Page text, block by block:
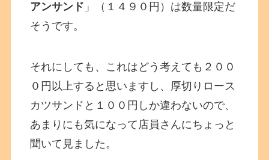
アンサンド 」（１４９０円）は数量限定だ
そうです。
それにしても、これはどう考えても２００
０円以上すると思いますし、厚切りロース
カツサンドと１００円しか違わないので、
あまりにも気になって店員さんにちょっと
聞いて見ました。